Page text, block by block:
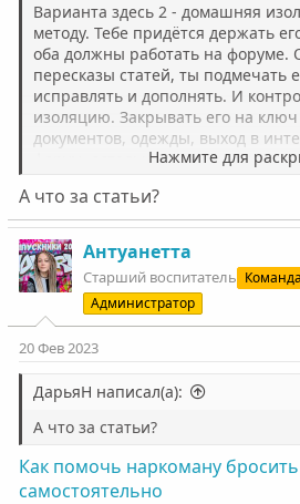
Варианта здесь 2 - домашняя
методу. Тебе придётся держать
оба должны работать на форуме.
пересказы статей, ты подмечать
исправлять и дополнять. И
изоляцию. Закрывать его на ключ
документов, одежды, выход в
форум, остальное - ограничить.
поводу нашего центра могу дать
Но и если он будет в центре,
читать статьи тоже и так же
Нажмите для
А что за статьи?
Антуанетта
Старший воспитатель
Администратор
20 Фев 2023
ДарьяН написал(а):
А что за статьи?
Как помочь наркоману
самостоятельно